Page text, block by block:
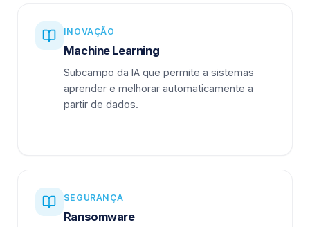
INOVAÇÃO
Machine Learning
Subcampo da IA que permite a sistemas
aprender e melhorar automaticamente a
partir de dados.
SEGURANÇA
Ransomware